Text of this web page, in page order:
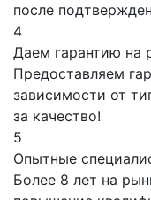
после
4
Даем гарантию на
Предоставляем
зависимости от
за качество!
5
Опытные
Более 8 лет на